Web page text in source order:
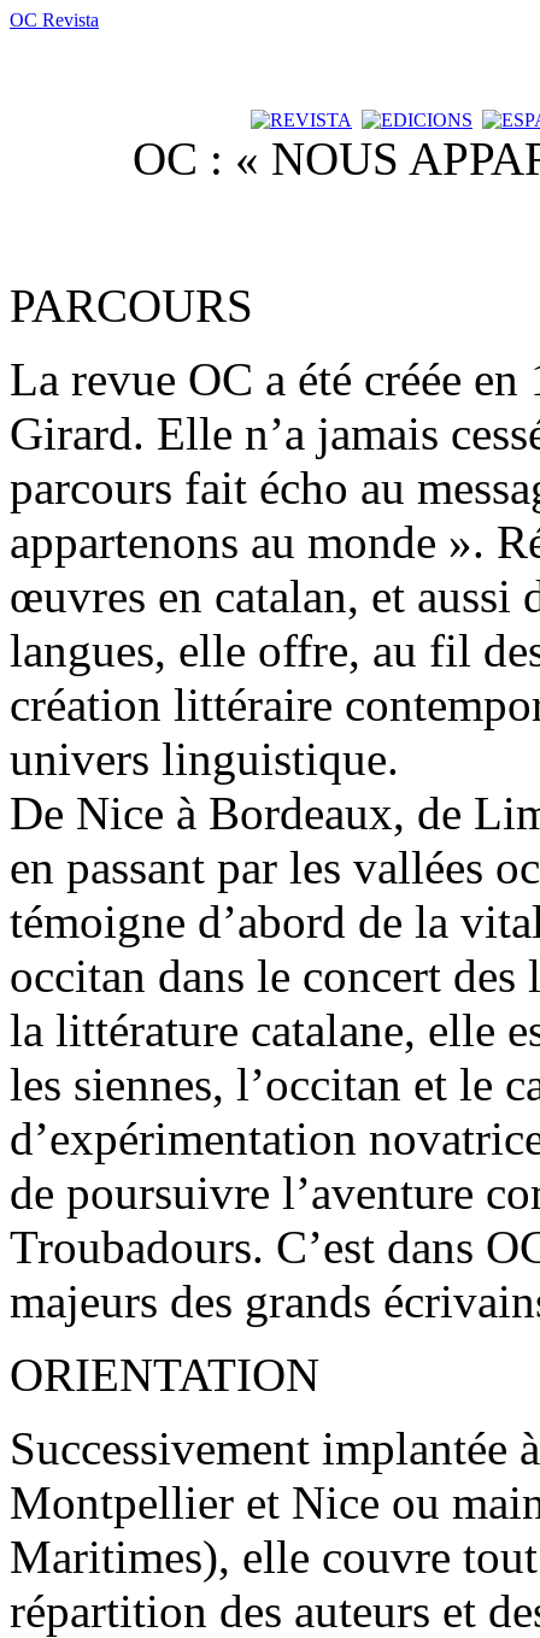
OC Revista
OC : « NOUS
PARCOURS
La revue OC a été créée
Girard. Elle n’a jamais
parcours fait écho au
appartenons au monde ».
œuvres en catalan, et aussi
langues, elle offre, au fil
création littéraire
univers linguistique.
De Nice à Bordeaux, de
en passant par les vallées
témoigne d’abord de la
occitan dans le concert
la littérature catalane, elle
les siennes, l’occitan et le
d’expérimentation
de poursuivre l’aventure
Troubadours. C’est dans
majeurs des grands
ORIENTATION
Successivement implantée
Montpellier et Nice ou
Maritimes), elle couvre
répartition des auteurs et